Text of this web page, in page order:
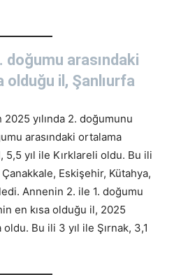
doğumu arasındaki
olduğu il, Şanlıurfa
yılında 2. doğumunu
arasındaki ortalama
yıl ile Kırklareli oldu. Bu ili
Çanakkale, Eskişehir, Kütahya,
Annenin 2. ile 1. doğumu
en kısa olduğu il, 2025
oldu. Bu ili 3 yıl ile Şırnak, 3,1